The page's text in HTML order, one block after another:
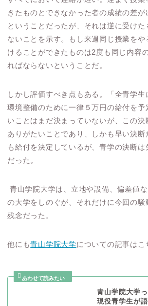
きたものとできなかった者の成績の差が
ということだったが、それは逆に受けた
ないことを示す。もし来週同じ授業をや
けることができたものは2度も同じ内容
ればならないということだ。
しかし評価すべき点もある。「全青学生
環境整備のために一律５万円の給付を予
いことはまだ決まっていないが、この決
ありがたいことであり、しかも早い決断
も給付を決定しているが、青学の決断
だった。
青山学院大学は、立地や設備、偏差値
の大学をしのぐが、それだけに今回の騒
残念だった。
他にも青山学院大学についての記事はこ
青山学院大学
現役青学生が